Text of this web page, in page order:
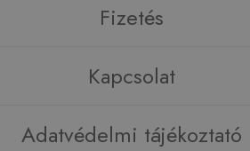
Fizetés
Kapcsolat
Adatvédelmi tájékoztató